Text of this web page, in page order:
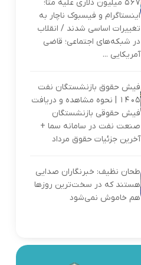
۵۶۷ میلیون دلاری علیه متا؛
اینستاگرام و فیسبوک ناچار به
تغییرات اساسی شدند / انقلاب
در شبکه‌های اجتماعی؛ قاضی
آمریکایی ...
فیش حقوق بازنشستگان نفت
۱۴۰۵ | نحوه مشاهده و دریافت
فیش حقوقی بازنشستگان
صنعت نفت در سامانه سما +
آخرین جزئیات حقوق مرداد
طحان نظیف: خبرنگاران صدایی
هستند که در سخت‌ترین روزها
هم خاموش نمی‌شود